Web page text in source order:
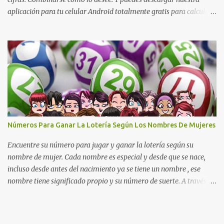
aplicación para tu celular Android totalmente gratis para calcular
2026. La cruceta le da la oportunidad de escoger o combinar los
números del día para jugar en la lotería de cualquier país. Son
muchos los resultados exitosos de este sistema. Aplique este
sistema en loterías como Powerball, Baloto, Miloto , chances de
Colombia, Nacional, Cash y otras-Pruebe usted mismo y se
sorprenderá de sus resultados. La explicación gráfica de abajo,
además de enseñarle a re alizar la cruceta le muestra varias
combinaciones muy interesantes para que juegue su lotería
preferida. Los pasos a ...
Números Para Ganar La Lotería Según Los Nombres De Mujeres
Encuentre su número para jugar y ganar la lotería según su
nombre de mujer. Cada nombre es especial y desde que se nace,
incluso desde antes del nacimiento ya se tiene un nombre , ese
nombre tiene significado propio y su número de suerte. A través